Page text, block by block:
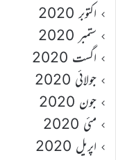
اکتوبر 2020
ستمبر 2020
اگست 2020
جولائی 2020
جون 2020
مئی 2020
اپریل 2020